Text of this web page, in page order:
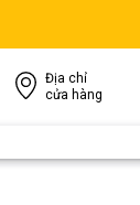
Địa chỉ
cửa hàng